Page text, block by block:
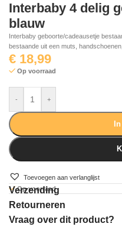
Interbaby 4 delig
blauw
Interbaby geboorte/cadeausetje
bestaande uit een muts,
€ 18,99
Op voorraad
- +
Toevoegen aan verlanglijst
Op voorraad
Verzending
Retourneren
Vraag over dit product?